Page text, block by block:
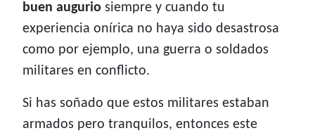
buen augurio siempre y cuando tu
experiencia onírica no haya sido desastrosa
como por ejemplo, una guerra o soldados
militares en conflicto.
Si has soñado que estos militares estaban
armados pero tranquilos, entonces este